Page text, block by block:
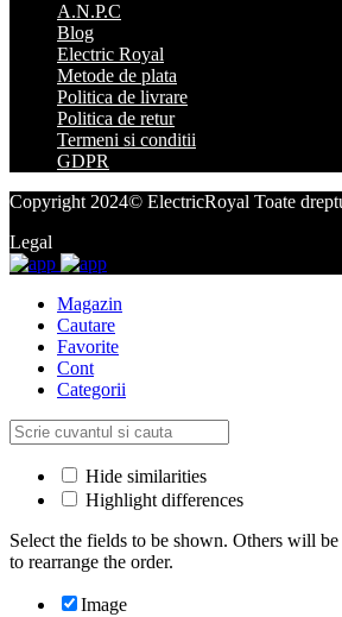
A.N.P.C
Blog
Electric Royal
Metode de plata
Politica de livrare
Politica de retur
Termeni si conditii
GDPR
Copyright 2024© ElectricRoyal Toate
Legal
Magazin
Cautare
Favorite
Cont
Categorii
Hide similarities
Highlight differences
Select the fields to be shown. Others will
to rearrange the order.
Image